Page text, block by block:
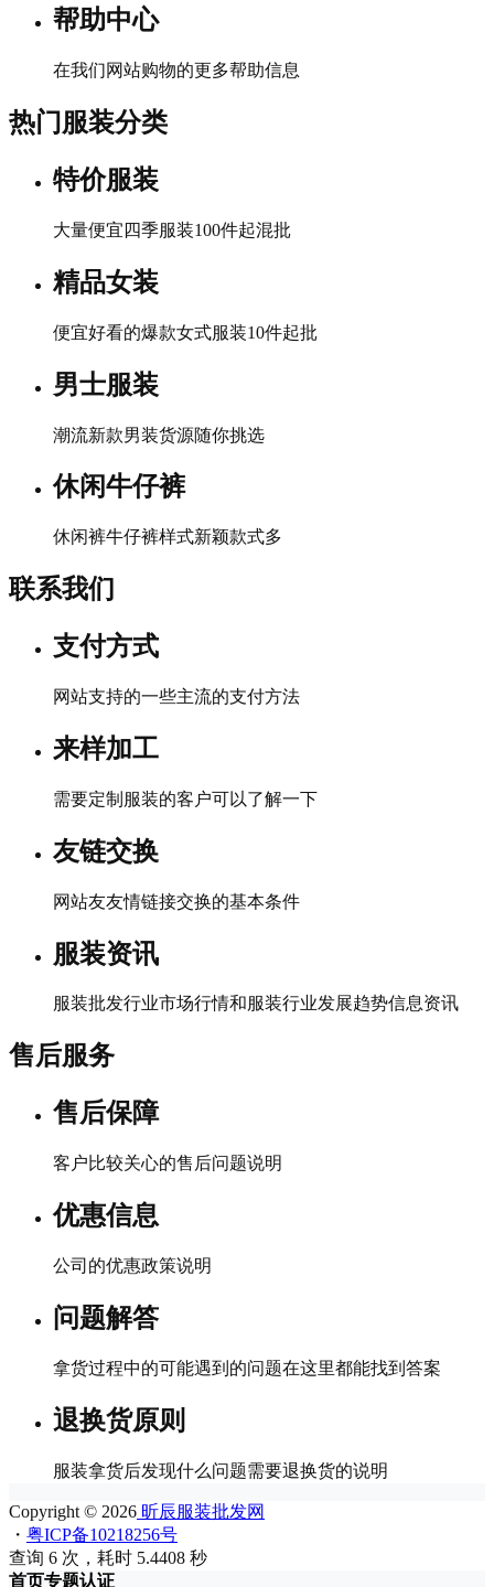
帮助中心
在我们网站购物的更多帮助信息
热门服装分类
特价服装
大量便宜四季服装100件起混批
精品女装
便宜好看的爆款女式服装10件起批
男士服装
潮流新款男装货源随你挑选
休闲牛仔裤
休闲裤牛仔裤样式新颖款式多
联系我们
支付方式
网站支持的一些主流的支付方法
来样加工
需要定制服装的客户可以了解一下
友链交换
网站友友情链接交换的基本条件
服装资讯
服装批发行业市场行情和服装行业发展趋势信息资讯
售后服务
售后保障
客户比较关心的售后问题说明
优惠信息
公司的优惠政策说明
问题解答
拿货过程中的可能遇到的问题在这里都能找到答案
退换货原则
服装拿货后发现什么问题需要退换货的说明
Copyright © 2026 昕辰服装批发网
・ 粤ICP备10218256号
查询 6 次，耗时 5.4408 秒
首页专题认证